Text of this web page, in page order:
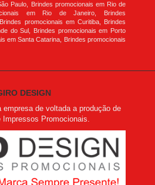
Paulo, Brindes promocionais em Rio de
em Rio de Janeiro, Brindes
promocionais em Curitiba, Brindes
do Sul, Brindes promocionais em Porto
em Santa Catarina, Brindes promocionais
DESIGN
de voltada a produção de
Impressos Promocionais.